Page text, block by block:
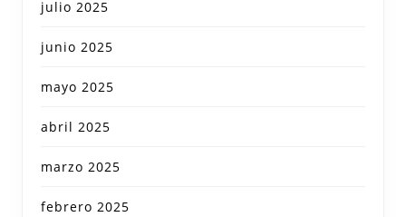
julio 2025
junio 2025
mayo 2025
abril 2025
marzo 2025
febrero 2025